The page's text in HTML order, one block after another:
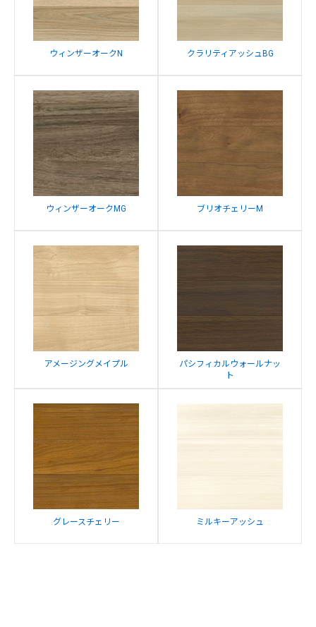
ウィンザーオークN クラリティアッシュBG
ウィンザーオークMG ブリオチェリーM
アメージングメイプル
パシフィカルウォールナッ
ト
グレースチェリー ミルキーアッシュ